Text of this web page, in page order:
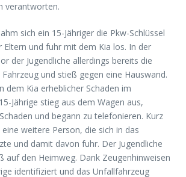
verantworten.
sich ein 15-Jähriger die Pkw-Schlüssel
Eltern und fuhr mit dem Kia los. In der
der Jugendliche allerdings bereits die
und stieß gegen eine Hauswand.
dem Kia erheblicher Schaden im
Jährige stieg aus dem Wagen aus,
und begann zu telefonieren. Kurz
weitere Person, die sich in das
und damit davon fuhr. Der Jugendliche
auf den Heimweg. Dank Zeugenhinweisen
identifiziert und das Unfallfahrzeug